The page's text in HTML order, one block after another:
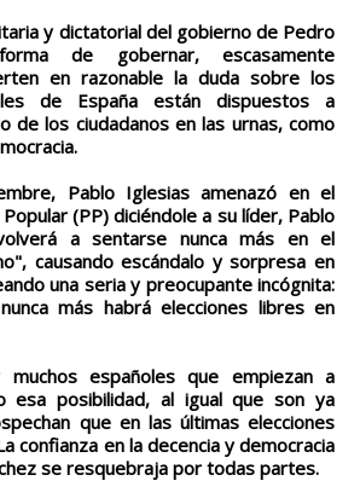
y dictatorial del gobierno de Pedro
de gobernar, escasamente
en razonable la duda sobre los
de España están dispuestos a
de los ciudadanos en las urnas, como
Pablo Iglesias amenazó en el
(PP) diciéndole a su líder, Pablo
a sentarse nunca más en el
causando escándalo y sorpresa en
una seria y preocupante incógnita:
más habrá elecciones libres en
españoles que empiezan a
esa posibilidad, al igual que son ya
que en las últimas elecciones
confianza en la decencia y democracia
se resquebraja por todas partes.